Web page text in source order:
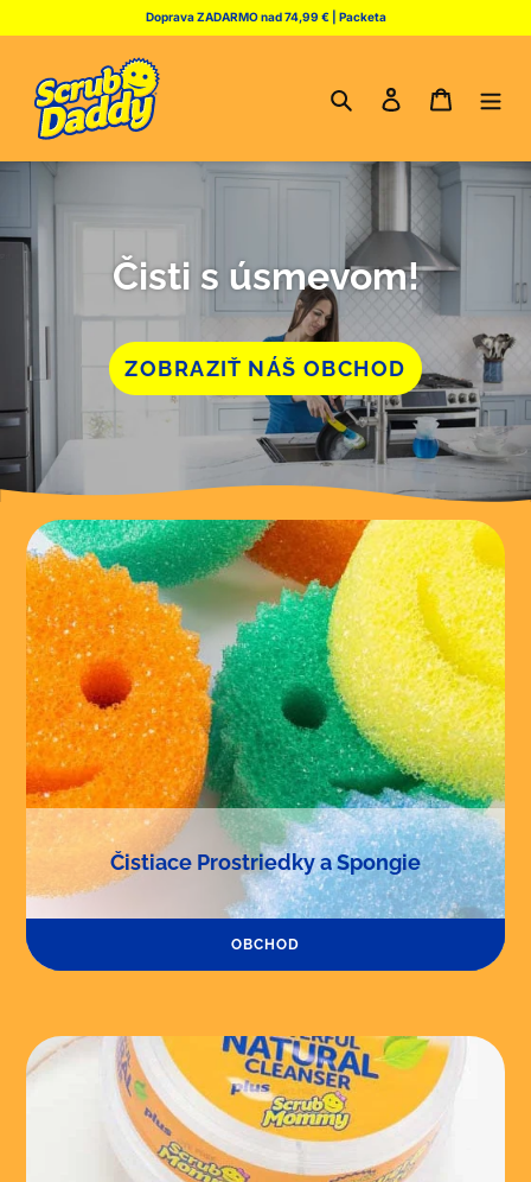
na
Doprava ZADARMO nad 74,99 € | Packeta
VyhľadaťPrihlásiť sa
Košík
Čisti s úsmevom!
ZOBRAZIŤ NÁŠ OBCHOD
Čistiace Prostriedky a Spongie
OBCHOD